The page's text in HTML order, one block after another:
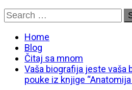
Skip
to
content
Search
for:
Home
Blog
Čitaj sa mnom
Vaša biografija jeste vaša
pouke iz knjige “Anatomija